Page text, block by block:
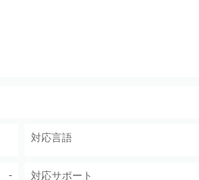
対応言語
- 対応サポート